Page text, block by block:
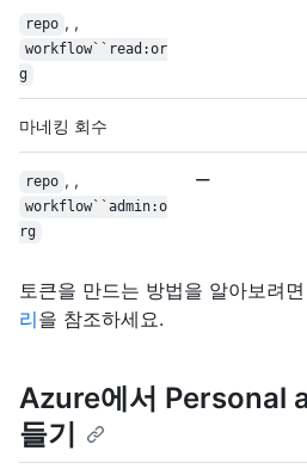
repo , ,
workflow``read:or
g
마네킹 회수
repo , ,
workflow``admin:o
rg
토큰을 만드는 방법을 알아보려면
리을 참조하세요.
Azure에서 Personal
들기